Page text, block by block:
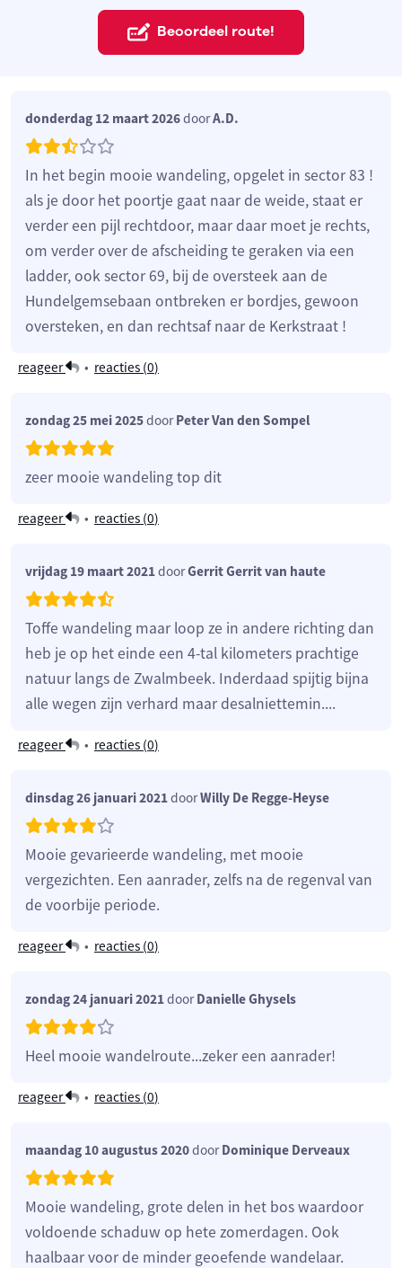
Beoordeel route!
donderdag 12 maart 2026doorA.D.
In het begin mooie wandeling, opgelet in sector 83 !
als je door het poortje gaat naar de weide, staat er
verder een pijl rechtdoor, maar daar moet je rechts,
om verder over de afscheiding te geraken via een
ladder, ook sector 69, bij de oversteek aan de
Hundelgemsebaan ontbreken er bordjes, gewoon
oversteken, en dan rechtsaf naar de Kerkstraat !
reageer • reacties (0)
zondag 25 mei 2025doorPeter Van den Sompel
zeer mooie wandeling top dit
reageer • reacties (0)
vrijdag 19 maart 2021doorGerrit Gerrit van haute
Toffe wandeling maar loop ze in andere richting dan
heb je op het einde een 4-tal kilometers prachtige
natuur langs de Zwalmbeek. Inderdaad spijtig bijna
alle wegen zijn verhard maar desalniettemin....
reageer • reacties (0)
dinsdag 26 januari 2021doorWilly De Regge-Heyse
Mooie gevarieerde wandeling, met mooie
vergezichten. Een aanrader, zelfs na de regenval van
de voorbije periode.
reageer • reacties (0)
zondag 24 januari 2021doorDanielle Ghysels
Heel mooie wandelroute...zeker een aanrader!
reageer • reacties (0)
maandag 10 augustus 2020doorDominique Derveaux
Mooie wandeling, grote delen in het bos waardoor
voldoende schaduw op hete zomerdagen. Ook
haalbaar voor de minder geoefende wandelaar.